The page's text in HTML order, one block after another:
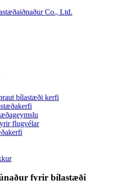
bílastæði kerfi
flugvélar
fyrir bílastæði